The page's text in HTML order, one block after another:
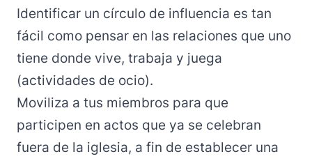
Identificar un círculo de influencia es tan
fácil como pensar en las relaciones que uno
tiene donde vive, trabaja y juega
(actividades de ocio).
Moviliza a tus miembros para que
participen en actos que ya se celebran
fuera de la iglesia, a fin de establecer una